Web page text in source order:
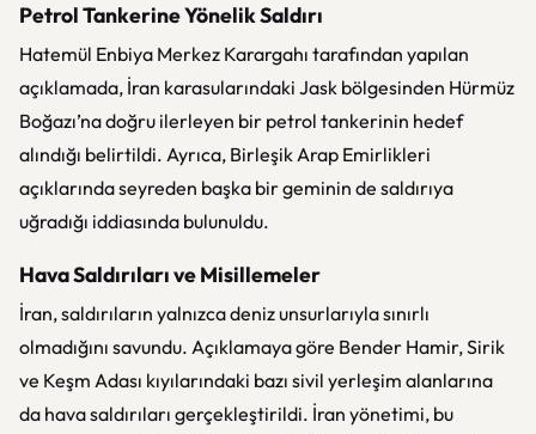
Petrol Tankerine Yönelik Saldırı
Hatemül Enbiya Merkez Karargahı tarafından yapılan
açıklamada, İran karasularındaki Jask bölgesinden Hürmüz
Boğazı’na doğru ilerleyen bir petrol tankerinin hedef
alındığı belirtildi. Ayrıca, Birleşik Arap Emirlikleri
açıklarında seyreden başka bir geminin de saldırıya
uğradığı iddiasında bulunuldu.
Hava Saldırıları ve Misillemeler
İran, saldırıların yalnızca deniz unsurlarıyla sınırlı
olmadığını savundu. Açıklamaya göre Bender Hamir, Sirik
ve Keşm Adası kıyılarındaki bazı sivil yerleşim alanlarına
da hava saldırıları gerçekleştirildi. İran yönetimi, bu